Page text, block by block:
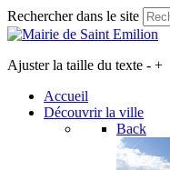
Rechercher dans le site
Ajuster la taille du texte - +
Accueil
Découvrir la ville
Back